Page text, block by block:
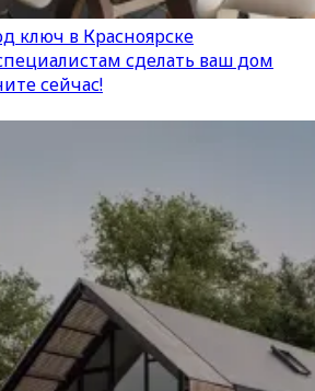
ключ в Красноярске
сделать ваш дом
сейчас!